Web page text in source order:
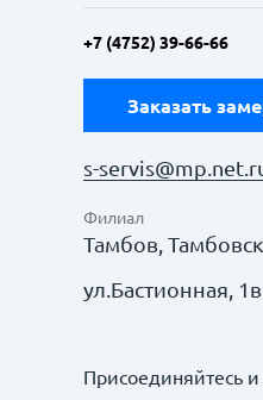
+7 (4752) 39-66-66
Заказать
s-
Филиал
Тамбов,
ул.Бастионная, 1в
Присоединяйтесь и